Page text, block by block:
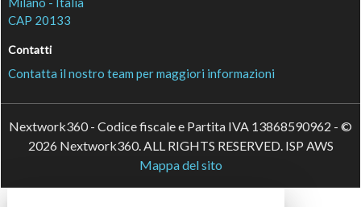
CAP 20133
Contatti
Contatta il nostro team per maggiori informazioni
Nextwork360 - Codice fiscale e Partita IVA 13868590962 - ©
2026 Nextwork360. ALL RIGHTS RESERVED. ISP AWS
Mappa del sito